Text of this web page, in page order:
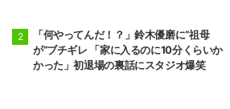
「何やってんだ！？」鈴木優磨に“祖母
が”ブチギレ 「家に入るのに10分くらいか
かった」初退場の裏話にスタジオ爆笑